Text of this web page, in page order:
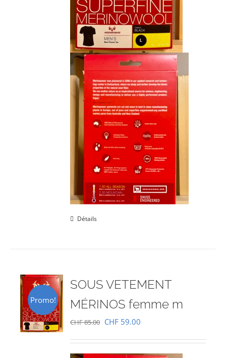
Détails
Promo!
SOUS VETEMENT
MÉRINOS femme m
CHF85.00 Le
initial
CHF 59.00
actuel